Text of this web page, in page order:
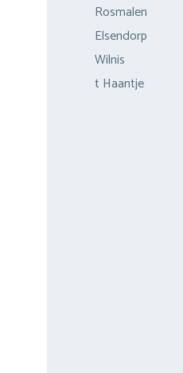
Rosmalen
Elsendorp
Wilnis
t Haantje